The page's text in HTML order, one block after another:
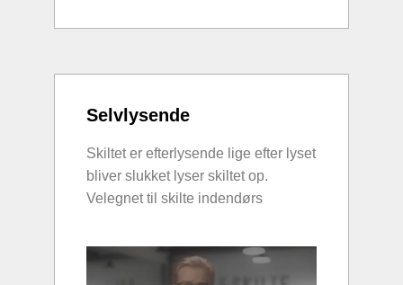
Selvlysende
Skiltet er efterlysende lige efter lyset
bliver slukket lyser skiltet op.
Velegnet til skilte indendørs